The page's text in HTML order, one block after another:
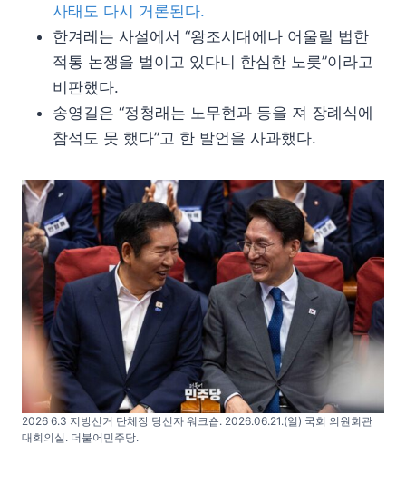
사태도 다시 거론된다.
한겨레는 사설에서 “왕조시대에나 어울릴 법한
적통 논쟁을 벌이고 있다니 한심한 노릇”이라고
비판했다.
송영길은 “정청래는 노무현과 등을 져 장례식에
참석도 못 했다”고 한 발언을 사과했다.
2026 6.3 지방선거 단체장 당선자 워크숍. 2026.06.21.(일) 국회 의원회관
대회의실. 더불어민주당.